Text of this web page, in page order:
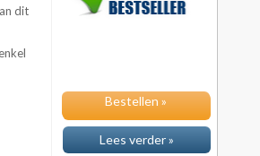
dit
Bestellen »
Lees verder »